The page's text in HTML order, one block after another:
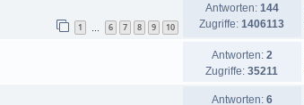
1 6 7 8 9 10
Antworten: 144
Zugriffe: 1406113
Antworten: 2
Zugriffe: 35211
Antworten: 6